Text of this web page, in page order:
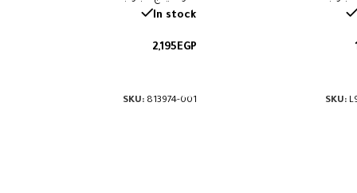
SKU:
الكيبورد وما حولها. رقم القطعة:
In stock
2,195EGP
SKU: 813974-001